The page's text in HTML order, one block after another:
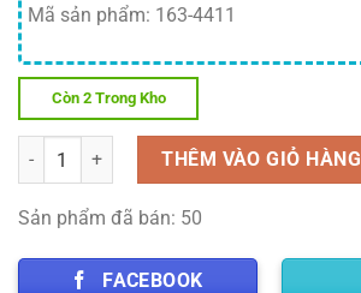
Mã sản phẩm: 163-4411
Còn 2 Trong Kho
Số lượng THÊM VÀO GIỎ HÀNG
Sản phẩm đã bán: 50
FACEBOOK